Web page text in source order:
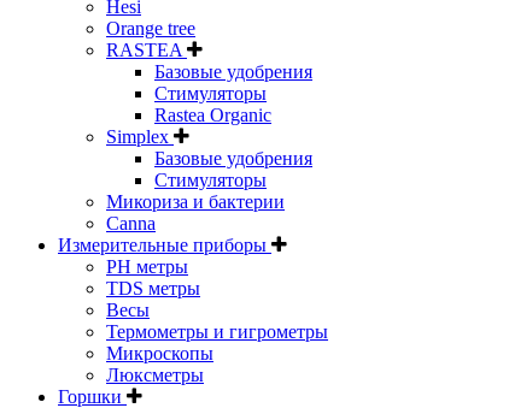
Hesi
Orange tree
RASTEA
Базовые удобрения
Стимуляторы
Rastea Organic
Simplex
Базовые удобрения
Стимуляторы
Микориза и бактерии
Canna
Измерительные приборы
PH метры
TDS метры
Весы
Термометры и гигрометры
Микроскопы
Люксметры
Горшки